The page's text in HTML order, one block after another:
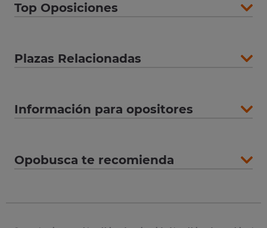
Top Oposiciones
Plazas Relacionadas
Información para opositores
Opobusca te recomienda